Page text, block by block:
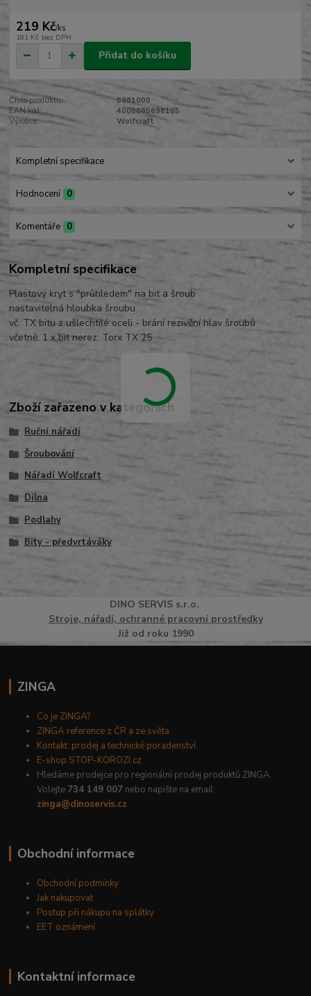
219 Kč/ks
181 Kč bez DPH
Přidat do košíku
Číslo produktu:
6961000
EAN kód:
4006885696105
Výrobce:
Wolfcraft
Kompletní specifikace
Hodnocení 0
Komentáře 0
Kompletní specifikace
Plastový kryt s "průhledem" na bit a šroub
nastavitelná hloubka šroubu
vč. TX bitu z ušlechtilé oceli - brání rezivění hlav šroubů
včetně: 1 x bit nerez, Torx TX 25
Zboží zařazeno v kategoriích
Ruční nářadí
Šroubování
Nářadí Wolfcraft
Dílna
Podlahy
Bity - předvrtáváky
DINO SERVISs.r.o.
Stroje, nářadí, ochranné pracovní prostředky
Již od roku 1990
ZINGA
Co je ZINGA?
ZINGA reference z ČR a ze světa
Kontakt: prodej a technické poradenství
E-shop STOP-KOROZI.cz
Hledáme prodejce pro regionální prodej produktů ZINGA.
Volejte 734 149 007 nebo napište na email:
zinga@dinoservis.cz
Obchodní informace
Obchodní podmínky
Jak nakupovat
Postup při nákupu na splátky
EET oznámení
Kontaktní informace